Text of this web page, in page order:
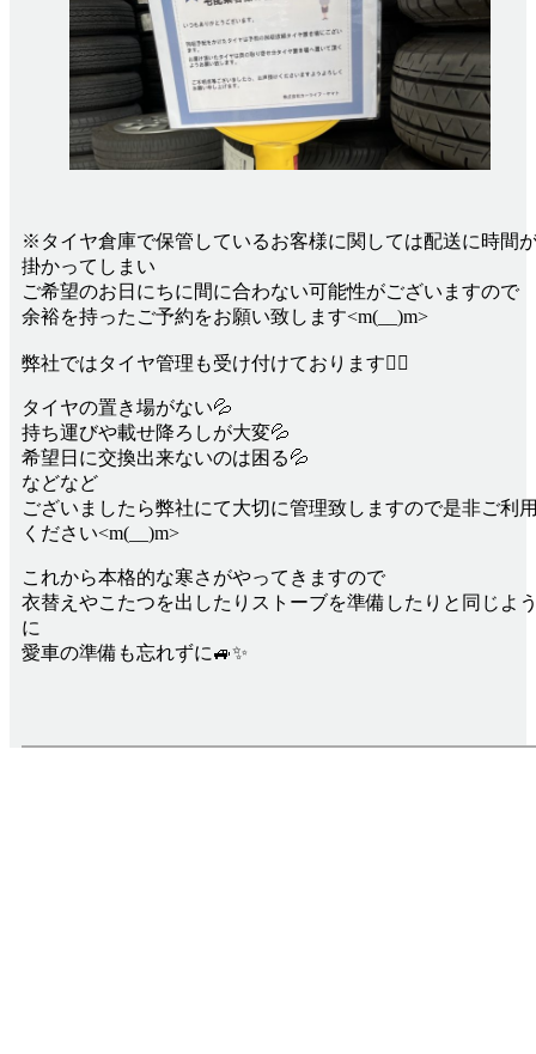
※タイヤ倉庫で保管しているお客様に関しては配送に時間
掛かってしまい
ご希望のお日にちに間に合わない可能性がございますので
余裕を持ったご予約をお願い致します<m(__)m>
弊社ではタイヤ管理も受け付けております💁‍♀️
タイヤの置き場がない💦
持ち運びや載せ降ろしが大変💦
希望日に交換出来ないのは困る💦
などなど
ございましたら弊社にて大切に管理致しますので是非ご利
ください<m(__)m>
これから本格的な寒さがやってきますので
衣替えやこたつを出したりストーブを準備したりと同じよ
に
愛車の準備も忘れずに🚙✨